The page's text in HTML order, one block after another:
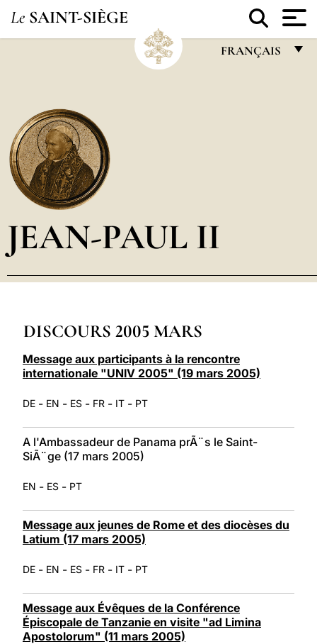
Le SAINT-SIÈGE
FRANÇAIS
العربيّة
JEAN-PAUL II
DISCOURS 2005 MARS
Message aux participants à la rencontre
internationale "UNIV 2005" (19 mars 2005)
DE - EN - ES - FR - IT - PT
A l'Ambassadeur de Panama prÃ¨s le Saint-
SiÃ¨ge (17 mars 2005)
EN - ES - PT
Message aux jeunes de Rome et des diocèses du
Latium (17 mars 2005)
DE - EN - ES - FR - IT - PT
Message aux Évêques de la Conférence
Épiscopale de Tanzanie en visite "ad Limina
Apostolorum" (11 mars 2005)